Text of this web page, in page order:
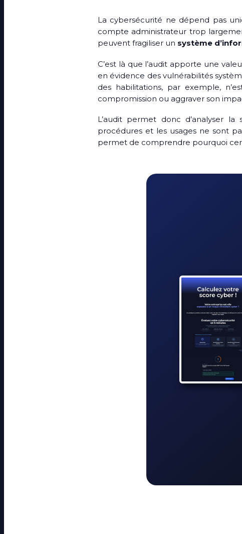
La cybersécurité ne dépend pas
compte administrateur trop
peuvent fragiliser un système
C’est là que l’audit apporte une
en évidence des vulnérabilités
des habilitations, par exemple,
compromission ou aggraver son
L’audit permet donc d’analyser
procédures et les usages ne sont
permet de comprendre pourquoi